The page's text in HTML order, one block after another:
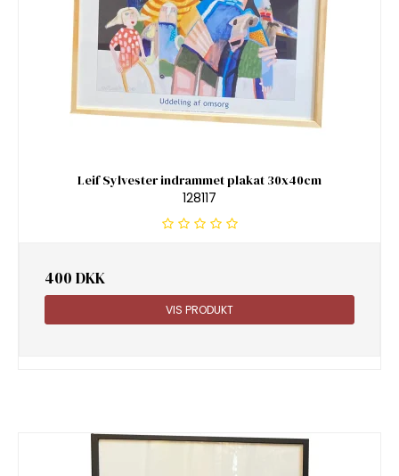
Leif Sylvester indrammet plakat 30x40cm
128117
400 DKK
VIS PRODUKT